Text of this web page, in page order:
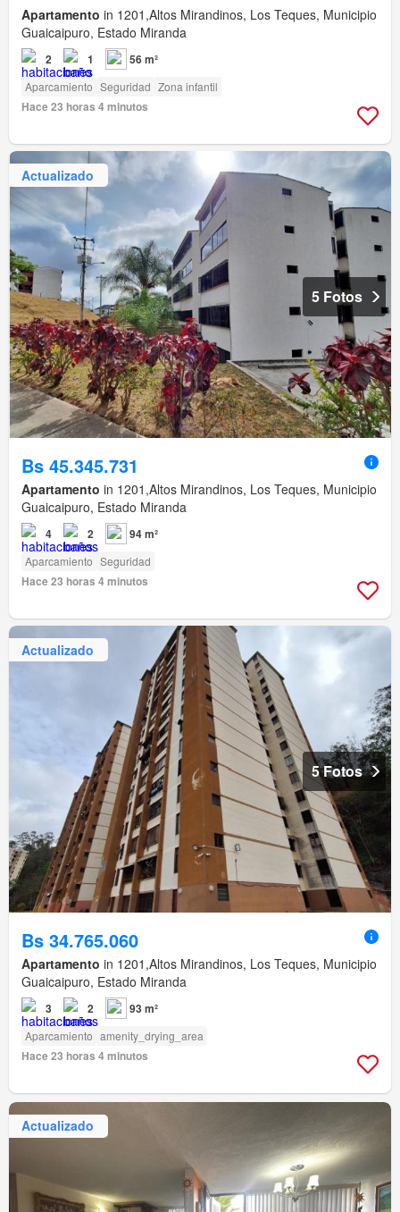
Apartamento in 1201,Altos Mirandinos, Los Teques, Municipio
Guaicaipuro, Estado Miranda
2 1 56 m²
Aparcamiento Seguridad Zona infantil
Hace 23 horas 4 minutos
Actualizado
5 Fotos
Bs 45.345.731
Apartamento in 1201,Altos Mirandinos, Los Teques, Municipio
Guaicaipuro, Estado Miranda
4 2 94 m²
Aparcamiento Seguridad
Hace 23 horas 4 minutos
Actualizado
5 Fotos
Bs 34.765.060
Apartamento in 1201,Altos Mirandinos, Los Teques, Municipio
Guaicaipuro, Estado Miranda
3 2 93 m²
Aparcamiento amenity_drying_area
Hace 23 horas 4 minutos
Actualizado